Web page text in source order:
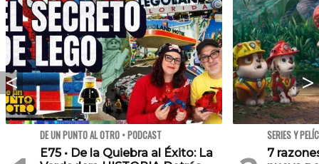
DE UN PUNTO AL OTRO • PODCAST
E75 • De la Quiebra al Éxito: La
SERIES Y
7